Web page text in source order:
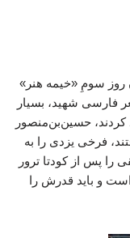
روز سومِ «خیمه هنر»
فارسی شهید، بسیار
حسین‌بن‌منصور
فرخی یزدی را به
را پس از کودتا ترور
و باید قدرش را